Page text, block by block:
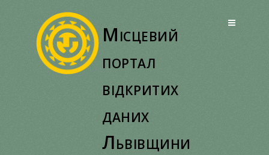
Місцевий
портал
відкритих
даних
Львівщини